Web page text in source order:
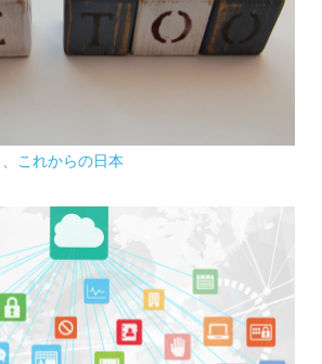
これからの日本